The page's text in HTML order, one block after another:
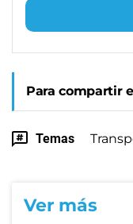
Para compartir
Temas
Ver más